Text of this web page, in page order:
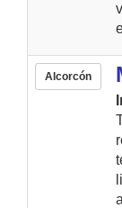
Alcorcón